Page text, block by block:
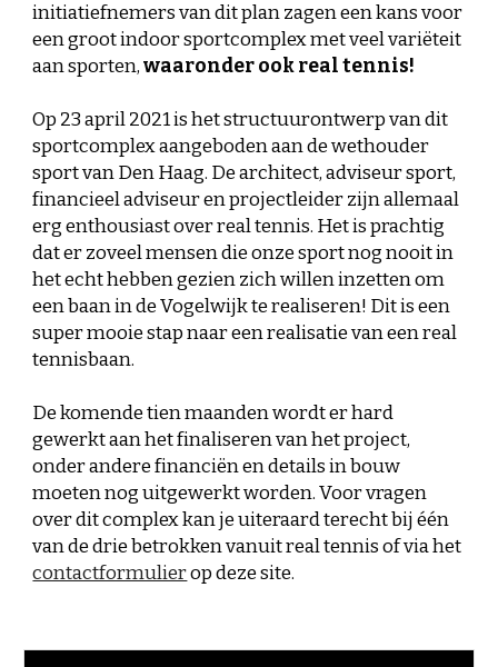
initiatiefnemers van dit plan zagen een kans voor
een groot indoorsportcomplex met veel variëteit
aan sporten, waaronder ook real tennis!
Op 23 april 2021 is het structuurontwerp van dit
sportcomplex aangeboden aan de wethouder
sport van Den Haag. De architect, adviseur sport,
financieel adviseur en projectleider zijn allemaal
erg enthousiast over real tennis. Het is prachtig
dat er zoveel mensen die onze sport nog nooit in
het echt hebben gezien zich willen inzetten om
een baan in de Vogelwijk te realiseren! Dit is een
super mooie stap naar een realisatie van een real
tennisbaan.
De komende tien maanden wordt er hard
gewerkt aan het finaliseren van het project,
onder andere financiën en details in bouw
moeten nog uitgewerkt worden. Voor vragen
over dit complex kan je uiteraard terecht bij één
contactformulier op deze site.